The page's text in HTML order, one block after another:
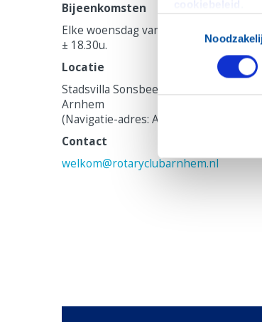
Bijeenkomsten
Elke woensdag van 18.00u – 20.00u.
± 18.30u.
Locatie
Stadsvilla Sonsbeek, Tellegenlaan 3,
Arnhem
(Navigatie-adres: Apeldoornseweg 75)
Contact
welkom@rotaryclubarnhem.nl